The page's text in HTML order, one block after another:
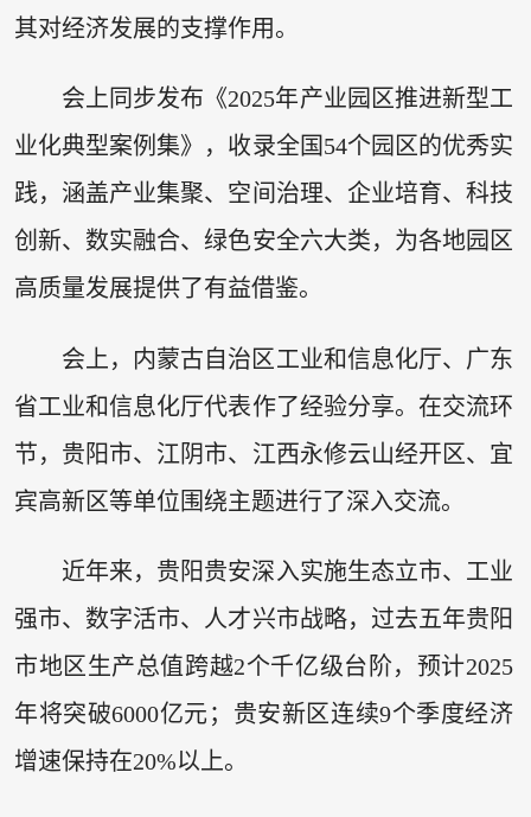
其对经济发展的支撑作用。
会上同步发布《2025年产业园区推进新型工
业化典型案例集》，收录全国54个园区的优秀实
践，涵盖产业集聚、空间治理、企业培育、科技
创新、数实融合、绿色安全六大类，为各地园区
高质量发展提供了有益借鉴。
会上，内蒙古自治区工业和信息化厅、广东
省工业和信息化厅代表作了经验分享。在交流环
节，贵阳市、江阴市、江西永修云山经开区、宜
宾高新区等单位围绕主题进行了深入交流。
近年来，贵阳贵安深入实施生态立市、工业
强市、数字活市、人才兴市战略，过去五年贵阳
市地区生产总值跨越2个千亿级台阶，预计2025
年将突破6000亿元；贵安新区连续9个季度经济
增速保持在20%以上。